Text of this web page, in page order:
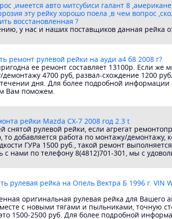
,имеется авто митсубиси галант 8
эту рейку хорошо поела ,в чем вопрос
восстановленная ?
у нас и наших поставщиков данная рейка
ремонт рулевой рейки на ауди а4 б8 2008 г?
ее ремонт составляет 13100р. Если же
4700 руб, развал-схождение 1200
дня. Для более подробной
Вам поможем.
рейки Mazda CX-7 2008 год 2.3 t
снятой рулевой рейки, если агрегат
добавляется работа по монтажу/демонтажу,
ГУРа 1500 руб., такой ремонт
нами по телефону 8(4812)701-301, мы с
рулевая рейка на Опель Вектра Б 1996 г. VIN
оригинальная рулевая рейка для Вашего
с новыми тягами и пыльниками, точную
1500-2500 руб. Для более подробной